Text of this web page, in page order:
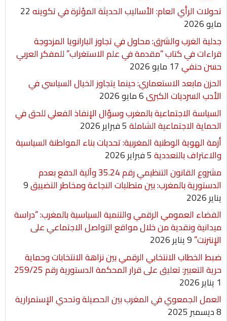
o
k
r
p
g
r
تحولات الرأي العام: الأساليب الحديثة المؤثرة في تكوينه22
مايو 2026
جدلية الغرب والشرق: محاول في تجاوز البارانويا المزدوجة
قراءات في كتاب “مقدمة في علم الاستغراب” للمفكر العربي
حسن حنفي17 مايو 2026
الحزن مابعد الاستعماري: حينما يتجاوز الخيال السياسي في
الأدب السرديات الكبرى6 مايو 2026
السياسة الاجتماعية بالمغرب وسؤال الإنفاذ الفعلي للحق في
الحماية الاجتماعية الشاملة5 فبراير 2026
أزمة الهوية الوطنية المغربية: تحديات بناء المواطنة السياسية
والاعتراف بالتعددية5 فبراير 2026
مشروع القانون التنظيمي رقم 35.24 وآلية الدفع بعدم
الدستورية بالمغرب: بين متطلبات النجاعة ومخاطر التضييق9
يناير 2026
الفضاء العمومي الرقمي والتنمية السياسية بالمغرب: “دراسة
ميدانية ونقدية من خلال مواقع التواصل الاجتماعي على
الإنترنت”9 يناير 2026
ضبط الخطاب الانتخابي الرقمي بين نزاهة الانتخابات وحماية
حرية التعبير: تعليق على قرار المحكمة الدستورية رقم 259/25
1 يناير 2026
العمل الجمعوي في المغرب بين الحصيلة وتحدي الإستمرارية
8 ديسمبر 2025